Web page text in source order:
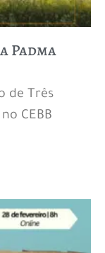
Padma
de Três
CEBB